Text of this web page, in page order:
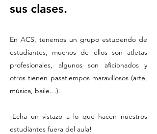
sus clases.
En ACS, tenemos un grupo estupendo de
estudiantes, muchos de ellos son atletas
profesionales, algunos son aficionados y
otros tienen pasatiempos maravillosos (arte,
música, baile…).
¡Echa un vistazo a lo que hacen nuestros
estudiantes fuera del aula!